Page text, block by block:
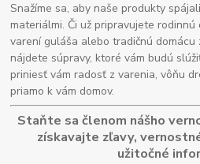
Snažíme sa, aby naše produkty
materiálmi. Či už pripravujete
varení guláša alebo tradičnú domácu
nájdete súpravy, ktoré vám budú
priniesť vám radosť z varenia, vôňu
priamo k vám domov.
Staňte sa členom nášho
získavajte zľavy,
užitočné